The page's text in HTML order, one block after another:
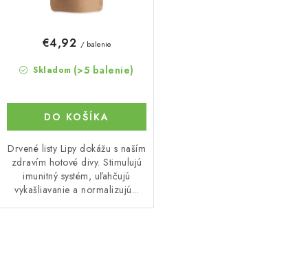
Skladom (>5 balenie)
€4,92 / balenie
DO KOŠÍKA
Drvené listy Lipy dokážu s naším
zdravím hotové divy. Stimulujú
imunitný systém, uľahčujú
vykašliavanie a normalizujú...